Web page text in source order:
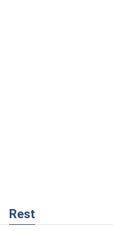
Rest